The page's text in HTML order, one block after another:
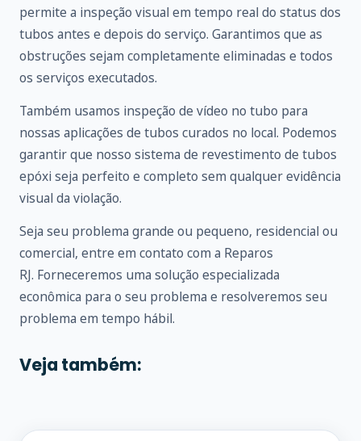
permite a inspeção visual em tempo real do status dos
tubos antes e depois do serviço. Garantimos que as
obstruções sejam completamente eliminadas e todos
os serviços executados.
Também usamos inspeção de vídeo no tubo para
nossas aplicações de tubos curados no local. Podemos
garantir que nosso sistema de revestimento de tubos
epóxi seja perfeito e completo sem qualquer evidência
visual da violação.
Seja seu problema grande ou pequeno, residencial ou
comercial, entre em contato com a Reparos
RJ. Forneceremos uma solução especializada
econômica para o seu problema e resolveremos seu
problema em tempo hábil.
Veja também: